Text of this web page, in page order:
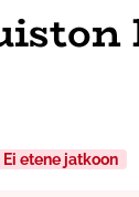
Ei etene jatkoon